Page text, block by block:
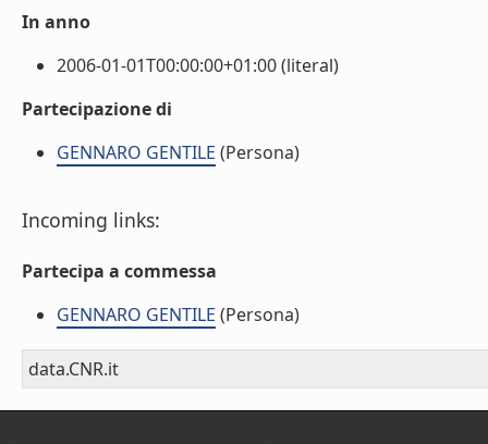
In anno
2006-01-01T00:00:00+01:00 (literal)
Partecipazione di
GENNARO GENTILE (Persona)
Incoming links:
Partecipa a commessa
GENNARO GENTILE (Persona)
data.CNR.it